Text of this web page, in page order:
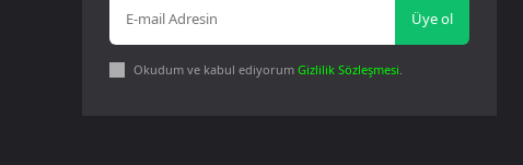
Üye ol
Okudum ve kabul ediyorumGizlilik Sözleşmesi.